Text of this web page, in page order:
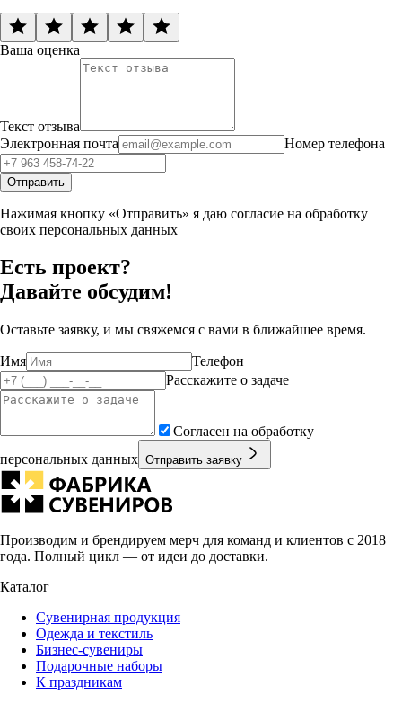
Ваша оценка
Текст отзыва
Электронная почта
Номер телефона
Отправить
Нажимая кнопку «Отправить» я даю согласие на обработку
своих персональных данных
Есть проект?
Давайте обсудим!
Оставьте заявку, и мы свяжемся с вами в ближайшее время.
Имя
Телефон
Расскажите о задаче
Согласен на обработку
персональных данных Отправить заявку
Производим и брендируем мерч для команд и клиентов с 2018
года. Полный цикл — от идеи до доставки.
Каталог
Сувенирная продукция
Одежда и текстиль
Бизнес-сувениры
Подарочные наборы
К праздникам